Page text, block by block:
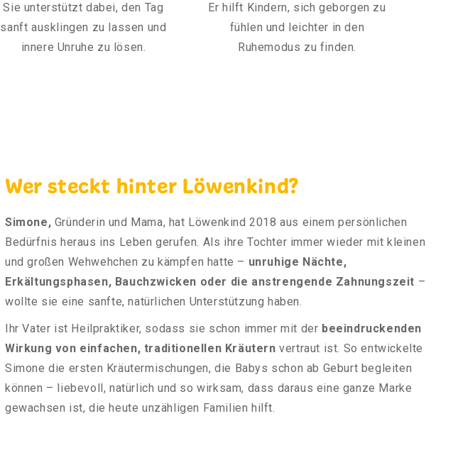
Sie unterstützt dabei, den Tag
sanft ausklingen zu lassen und
innere Unruhe zu lösen.
Er hilft Kindern, sich geborgen zu
fühlen und leichter in den
Ruhemodus zu finden.
Wer steckt hinter Löwenkind?
Simone, Gründerin und Mama, hat Löwenkind 2018 aus einem persönlichen
Bedürfnis heraus ins Leben gerufen. Als ihre Tochter immer wieder mit kleinen
und großen Wehwehchen zu kämpfen hatte – unruhige Nächte,
Erkältungsphasen, Bauchzwicken oder die anstrengende Zahnungszeit –
wollte sie eine sanfte, natürlichen Unterstützung haben.
Ihr Vater ist Heilpraktiker, sodass sie schon immer mit der beeindruckenden
Wirkung von einfachen, traditionellen Kräuternvertraut ist. So entwickelte
Simone die ersten Kräutermischungen, die Babys schon ab Geburt begleiten
können – liebevoll, natürlich und so wirksam, dass daraus eine ganze Marke
gewachsen ist, die heute unzähligen Familien hilft.